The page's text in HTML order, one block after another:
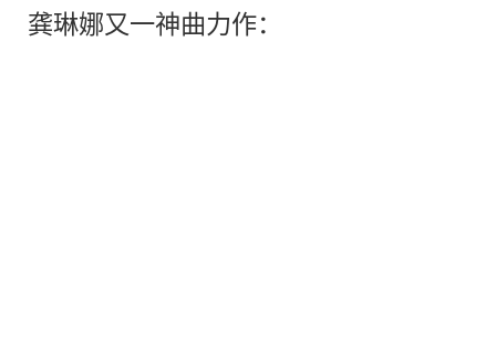
龚琳娜又一神曲力作：